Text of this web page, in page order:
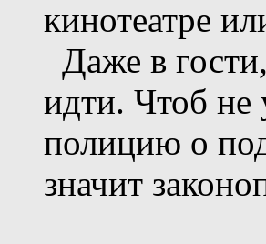
кинотеатре
Даже в
идти. Чтоб не
полицию о
значит